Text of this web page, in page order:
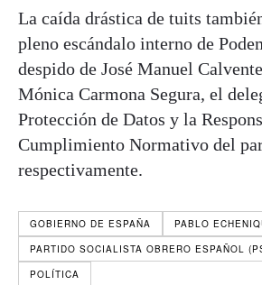
La caída drástica de tuits
pleno escándalo interno de
despido de José Manuel
Mónica Carmona Segura, el
Protección de Datos y la
Cumplimiento Normativo del
respectivamente.
GOBIERNO DE ESPAÑA
PABLO
PARTIDO SOCIALISTA OBRERO ESPAÑOL
POLÍTICA